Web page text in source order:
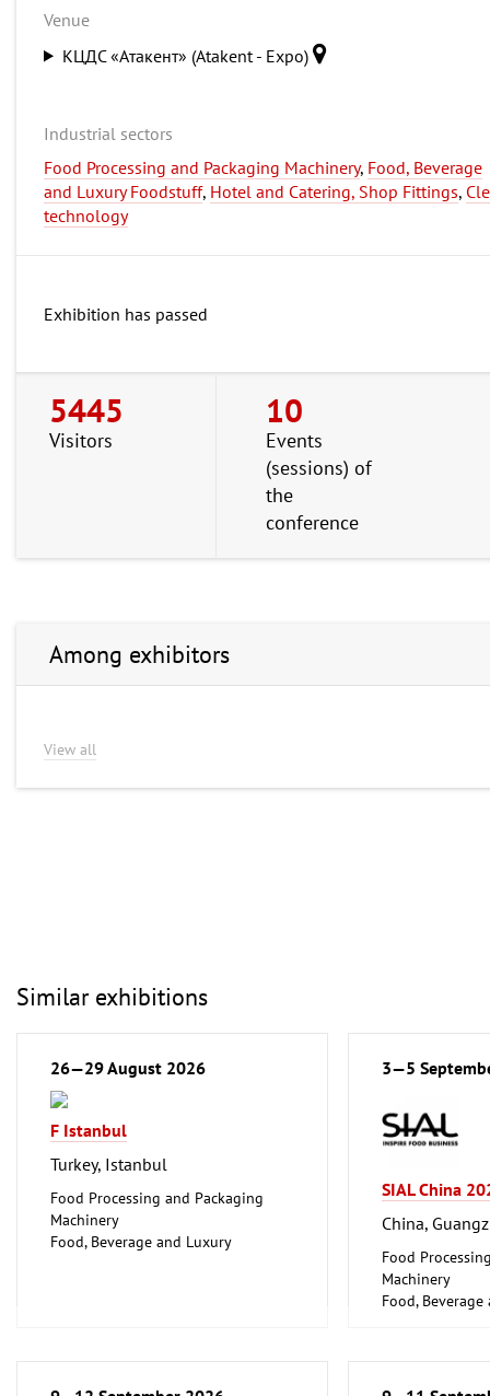
Venue
КЦДС «Атакент» (Atakent - Expo)
Industrial sectors
Food Processing and Packaging Machinery, Food, Beverage
and Luxury Foodstuff, Hotel and Catering, Shop Fittings,
technology
Exhibition has passed
5445
Visitors
10
Events
(sessions) of
the
conference
Among exhibitors
View all
Similar exhibitions
26—29 August 2026
F Istanbul
Turkey, Istanbul
Food Processing and Packaging
Machinery
Food, Beverage and Luxury
3—5
SIAL China
China,
Food
Machinery
Food,